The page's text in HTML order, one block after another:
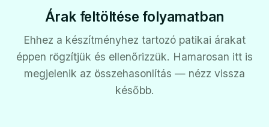
Árak feltöltése folyamatban
Ehhez a készítményhez tartozó patikai árakat
éppen rögzítjük és ellenőrizzük. Hamarosan itt is
megjelenik az összehasonlítás — nézz vissza
később.